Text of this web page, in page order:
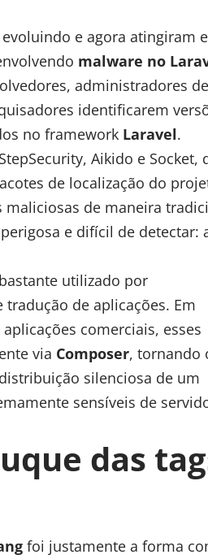
e agora atingiram
malware no
administradores de
identificarem
no framework Laravel.
Aikido e Socket,
de localização do
maliciosas de maneira
e difícil de detectar:
utilizado por
de aplicações. Em
comerciais, esses
via Composer, tornando
silenciosa de um
sensíveis de
das
foi justamente a forma